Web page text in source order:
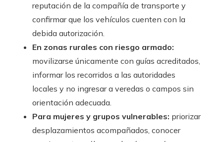
reputación de la compañía de transporte y
confirmar que los vehículos cuenten con la
debida autorización.
En zonas rurales con riesgo armado:
movilizarse únicamente con guías acreditados,
informar los recorridos a las autoridades
locales y no ingresar a veredas o campos sin
orientación adecuada.
Para mujeres y grupos vulnerables: priorizar
desplazamientos acompañados, conocer